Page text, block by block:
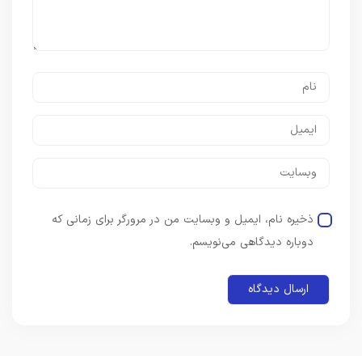
ذخیره نام، ایمیل و وبسایت من در مرورگر برای زمانی که
دوباره دیدگاهی می‌نویسم.